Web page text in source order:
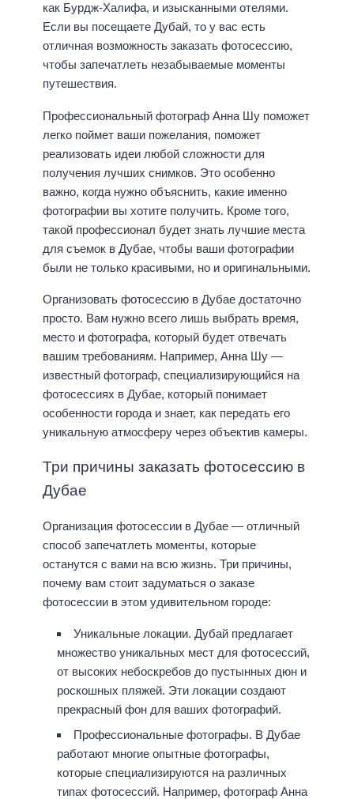
как Бурдж-Халифа, и изысканными отелями.
Если вы посещаете Дубай, то у вас есть
отличная возможность заказать фотосессию,
чтобы запечатлеть незабываемые моменты
путешествия.
Профессиональный фотограф Анна Шу поможет
легко поймет ваши пожелания, поможет
реализовать идеи любой сложности для
получения лучших снимков. Это особенно
важно, когда нужно объяснить, какие именно
фотографии вы хотите получить. Кроме того,
такой профессионал будет знать лучшие места
для съемок в Дубае, чтобы ваши фотографии
были не только красивыми, но и оригинальными.
Организовать фотосессию в Дубае достаточно
просто. Вам нужно всего лишь выбрать время,
место и фотографа, который будет отвечать
вашим требованиям. Например, Анна Шу —
известный фотограф, специализирующийся на
фотосессиях в Дубае, который понимает
особенности города и знает, как передать его
уникальную атмосферу через объектив камеры.
Три причины заказать фотосессию в
Дубае
Организация фотосессии в Дубае — отличный
способ запечатлеть моменты, которые
останутся с вами на всю жизнь. Три причины,
почему вам стоит задуматься о заказе
фотосессии в этом удивительном городе:
Уникальные локации. Дубай предлагает
множество уникальных мест для фотосессий,
от высоких небоскребов до пустынных дюн и
роскошных пляжей. Эти локации создают
прекрасный фон для ваших фотографий.
Профессиональные фотографы. В Дубае
работают многие опытные фотографы,
которые специализируются на различных
типах фотосессий. Например, фотограф Анна